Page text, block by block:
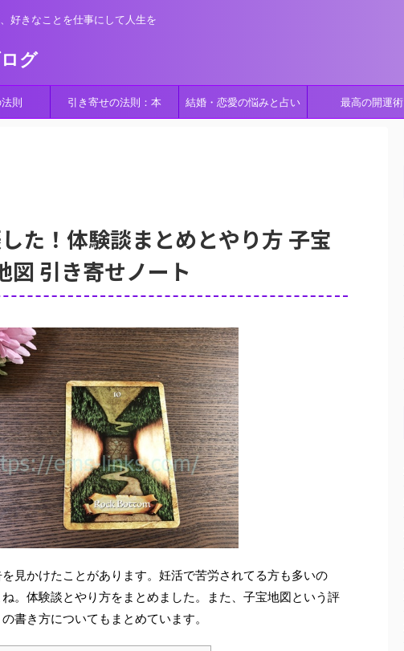
好きなことを仕事にして人生を
グ
則 引き寄せの法則：本 結婚・恋愛の悩みと占い 最高の開運術
た！体験談まとめとやり方 子宝
図 引き寄せノート
見かけたことがあります。妊活で苦労されてる方も多いの
。体験談とやり方をまとめました。また、子宝地図という評
書き方についてもまとめています。